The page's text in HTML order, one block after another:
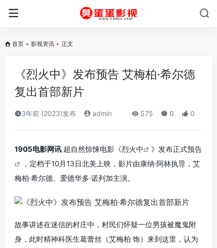
首页 • 影视资讯 • 正文
《烈火中》发布预告 艾梅柏·希尔德
复出首部新片
3年前 (2023)发布 admin 575 0 0
1905电影网讯 超自然惊悚电影《烈火中 》发布正式预告
，定档于10月13日北美上映，影片由康纳·阿林执导，艾
梅柏·希尔德、爱德华多·诺列加主演。
故事讲述在迷信的村庄中，村民们怀疑一位男孩被魔鬼附
身，此时精神科医生葛蕾丝（艾梅柏 饰）来到这里，认为